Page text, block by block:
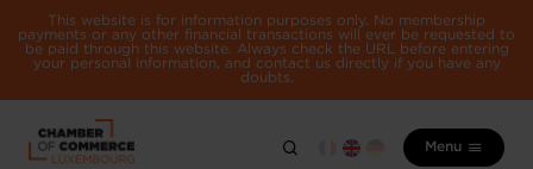
This website is for information purposes only. No membership
payments or any other financial transactions will ever be requested to
be paid through this website. Always check the URL before entering
your personal information, and contact us directly if you have any
doubts.
Menu